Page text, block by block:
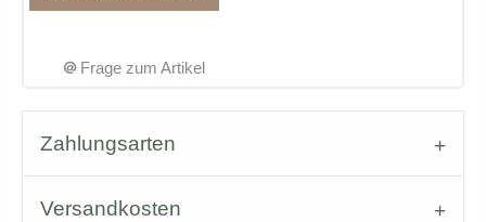
Frage zum Artikel
Zahlungsarten
Versandkosten